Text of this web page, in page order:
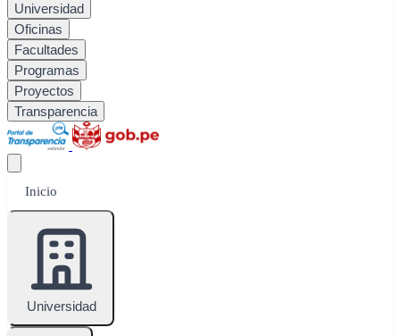
Universidad
Oficinas
Facultades
Programas
Proyectos
Transparencia
Inicio
Universidad